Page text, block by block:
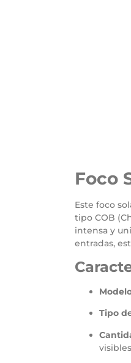
Foco
Este foco
tipo COB
intensa y
entradas,
Tipo
visibles